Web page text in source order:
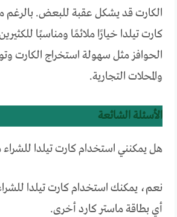
الكارت قد يشكل عقبة للبعض. بالرغم
كارت تيلدا خيارًا ملائمًا ومناسبًا
الحوافز مثل سهولة استخراج الكارت
والمحلات التجارية.
الأسئلة الشائعة
هل يمكنني استخدام كارت تيلدا للشراء
نعم، يمكنك استخدام كارت تيلدا
أي بطاقة ماستر كارد أخرى.